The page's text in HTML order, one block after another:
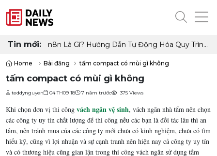
Tin mới:
n8n Là Gì? Hướng Dẫn Tự Động Hóa Quy Trình
Home Bài đăng tấm compact có mùi gì không
tấm compact có mùi gì không
teddynguyen 04 TH09 18 7 năm trước 375 Views
Khi chọn đơn vị thi công vách ngăn vệ sinh, vách ngăn nhà tắm nên chọn
các công ty uy tín chất lượng để thi công nếu các bạn là đối tác lâu thì an
tâm, nên tránh mua của các công ty mới chưa có kinh nghiệm, chưa có tìm
hiểu kỹ, cũng vì lợi nhuận và sự cạnh tranh nên hiện nay cả công ty uy tín
và có thương hiệu cũng gian lận trong thi công vách ngăn sử dụng tấm